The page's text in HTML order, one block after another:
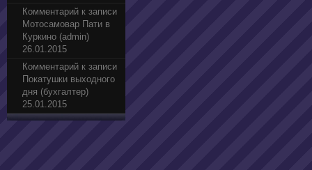
Комментарий к записи
Мотосамовар Пати в
Куркино (admin)
26.01.2015
Комментарий к записи
Покатушки выходного
дня (бухгалтер)
25.01.2015